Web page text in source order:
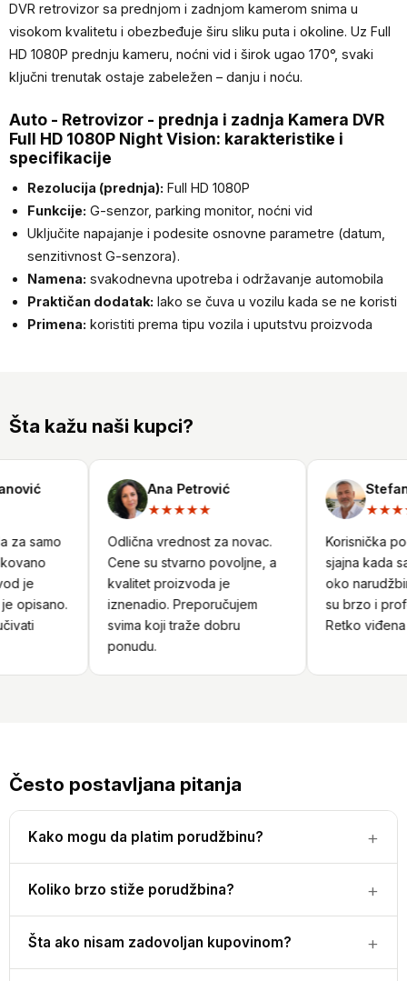
DVR retrovizor sa prednjom i zadnjom kamerom snima u
visokom kvalitetu i obezbeđuje širu sliku puta i okoline. Uz Full
HD 1080P prednju kameru, noćni vid i širok ugao 170°, svaki
ključni trenutak ostaje zabeležen – danju i noću.
Auto - Retrovizor - prednja i zadnja Kamera DVR
Full HD 1080P Night Vision: karakteristike i
specifikacije
Rezolucija (prednja): Full HD 1080P
Funkcije: G-senzor, parking monitor, noćni vid
Uključite napajanje i podesite osnovne parametre (datum,
senzitivnost G-senzora).
Namena: svakodnevna upotreba i održavanje automobila
Praktičan dodatak: lako se čuva u vozilu kada se ne koristi
Primena: koristiti prema tipu vozila i uputstvu proizvoda
Šta kažu naši kupci?
samo
je
opisano.
Ana Petrović
★★★★★
Odlična vrednost za novac.
Cene su stvarno povoljne, a
kvalitet proizvoda je
iznenadio. Preporučujem
svima koji traže dobru
ponudu.
Stefan
Korisnička
sjajna kada
oko
su brzo i
Retko viđena
Često postavljana pitanja
Kako mogu da platim porudžbinu?
Koliko brzo stiže porudžbina?
Šta ako nisam zadovoljan kupovinom?